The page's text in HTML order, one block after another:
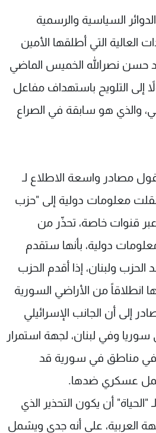
السياسية والرسمية
العالية التي أطلقها الأمين
حسن نصرالله الخميس الماضي
إلى التلويح باستهداف مفاعل
والذي هو سابقة في الصراع
مصادر واسعة الاطلاع لـ
نقلت معلومات دولية إلى "حزب
عبر قنوات خاصة، تحذّر من
معلومات دولية، بأنها ستقدم
ولبنان، إذا أقدم الحزب
من الأراضي السورية
إلى أن الجانب الإسرائيلي
وفي لبنان، لجهة استمرار
في مناطق في سورية قد
عسكري ضدها.
أن يكون التحذير الذي
العربية، على أنه جدي ويشمل
وظائف
شروط الإسـتخدام
سياسة الخصوصية